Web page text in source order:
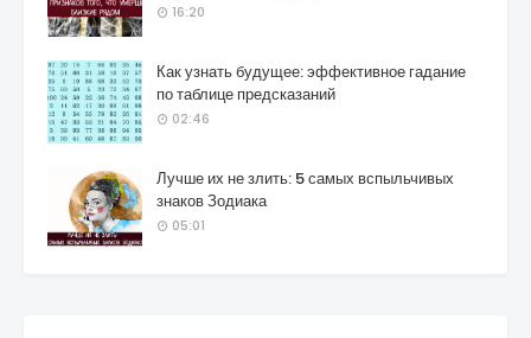
16:20
Как узнать будущее: эффективное гадание
по таблице предсказаний
02:46
Лучше их не злить: 5 самых вспыльчивых
знаков Зодиака
05:01